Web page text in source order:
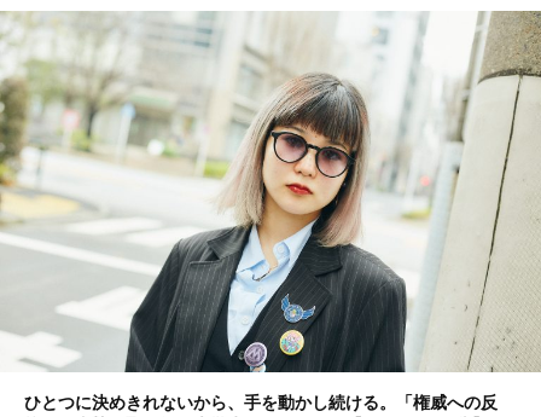
ひとつに決めきれないから、手を動かし続ける。「権威への反